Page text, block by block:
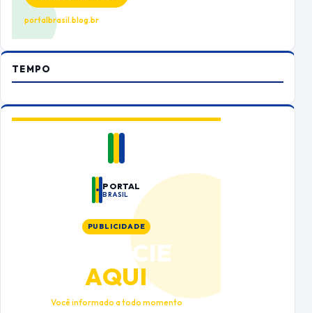
portalbrasil.blog.br
TEMPO
PORTAL
BRASIL
PUBLICIDADE
ANUNCIE
AQUI
Você informado a todo momento